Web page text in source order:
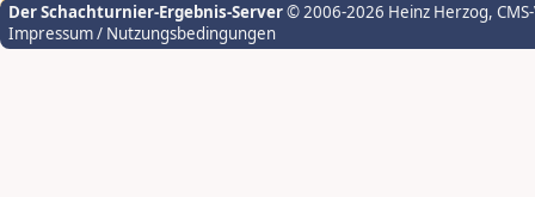
Der Schachturnier-Ergebnis-Server© 2006-2026 Heinz Herzog,
Impressum / Nutzungsbedingungen